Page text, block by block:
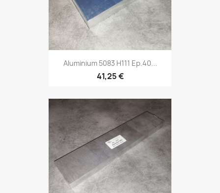
Aluminium 5083 H111 Ep.40...
41,25 €